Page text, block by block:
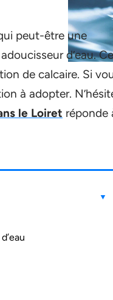
peut-être une
d’eau. Ce
de calcaire. Si
à adopter.
le Loiret réponde